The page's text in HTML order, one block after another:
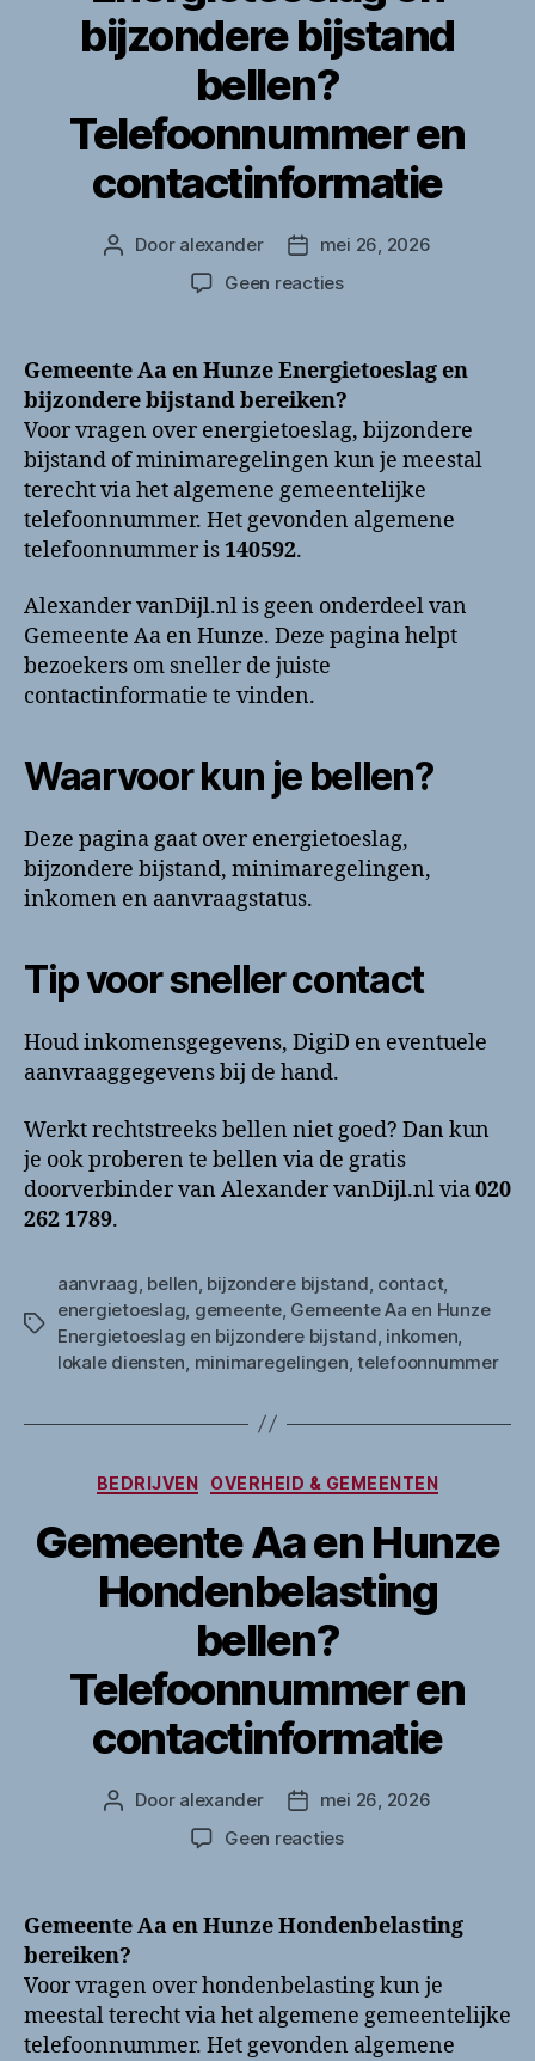
bijzondere bijstand
bellen?
Telefoonnummer en
contactinformatie
Berichtauteur
Door alexander Berichtdatum
mei 26, 2026
Geen reactiesop
en
Energietoeslag
en
bijzondere
bijstand
bellen?
contactinformatie
Gemeente Aa en Hunze Energietoeslag en
bijzondere bijstand bereiken?
Voor vragen over energietoeslag, bijzondere
bijstand of minimaregelingen kun je meestal
terecht via het algemene gemeentelijke
telefoonnummer. Het gevonden algemene
telefoonnummer is140592.
Alexander vanDijl.nl is geen onderdeel van
Gemeente Aa en Hunze. Deze pagina helpt
bezoekers om sneller de juiste
contactinformatie te vinden.
Waarvoor kun je bellen?
Deze pagina gaat over energietoeslag,
bijzondere bijstand, minimaregelingen,
inkomen en aanvraagstatus.
Tip voor sneller contact
Houd inkomensgegevens, DigiD en eventuele
aanvraaggegevens bij de hand.
Werkt rechtstreeks bellen niet goed? Dan kun
je ook proberen te bellen via de gratis
doorverbinder van Alexander vanDijl.nl via020
262 1789.
Tags
aanvraag bellen bijzondere bijstand contact,
energietoeslag gemeente, Gemeente Aa en Hunze
Energietoeslag en bijzondere bijstand inkomen
lokale diensten minimaregelingen ,telefoonnummer
Categorieën
BEDRIJVEN OVERHEID & GEMEENTEN
Gemeente Aa en Hunze
Hondenbelasting
bellen?
Telefoonnummer en
contactinformatie
Berichtauteur
Door alexander Berichtdatum
mei 26, 2026
Geen reactiesop
en
bellen?
Telefoonnummer
en
Gemeente Aa en Hunze Hondenbelasting
bereiken?
Voor vragen over hondenbelasting kun je
meestal terecht via het algemene gemeentelijke
telefoonnummer. Het gevonden algemene